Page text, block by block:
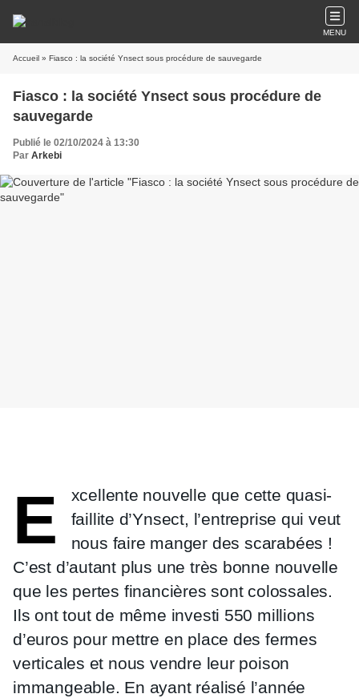
MENU
Accueil » Fiasco : la société Ynsect sous procédure de sauvegarde
Fiasco : la société Ynsect sous procédure de
sauvegarde
Publié le 02/10/2024 à 13:30
Par Arkebi
E
xcellente nouvelle que cette quasi-
faillite d’Ynsect, l’entreprise qui veut
nous faire manger des scarabées !
C’est d’autant plus une très bonne nouvelle
que les pertes financières sont colossales.
Ils ont tout de même investi 550 millions
d’euros pour mettre en place des fermes
verticales et nous vendre leur poison
immangeable. En ayant réalisé l’année